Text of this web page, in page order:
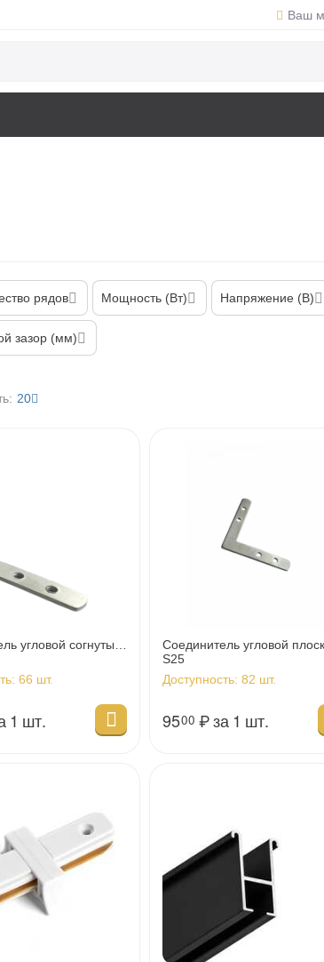
Ваш
рядов Мощность (Вт) Напряжение (В)
зазор (мм)
20
угловой согнутый
66 шт.
1 шт.
Соединитель угловой
S25
Доступность: 82 шт.
9500 ₽за 1 шт.